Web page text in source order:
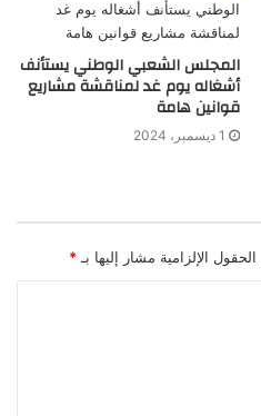
المجلس الشعبي الوطني يستأنف
أشغاله يوم غد لمناقشة مشاريع
قوانين هامة
1 ديسمبر، 2024
الحقول الإلزامية مشار إليها بـ *